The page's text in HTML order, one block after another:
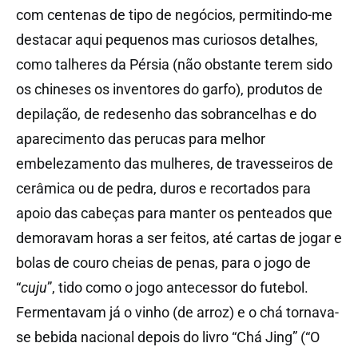
com centenas de tipo de negócios, permitindo-me
destacar aqui pequenos mas curiosos detalhes,
como talheres da Pérsia (não obstante terem sido
os chineses os inventores do garfo), produtos de
depilação, de redesenho das sobrancelhas e do
aparecimento das perucas para melhor
embelezamento das mulheres, de travesseiros de
cerâmica ou de pedra, duros e recortados para
apoio das cabeças para manter os penteados que
demoravam horas a ser feitos, até cartas de jogar e
bolas de couro cheias de penas, para o jogo de
“cuju”, tido como o jogo antecessor do futebol.
Fermentavam já o vinho (de arroz) e o chá tornava-
se bebida nacional depois do livro “Chá Jing” (“O